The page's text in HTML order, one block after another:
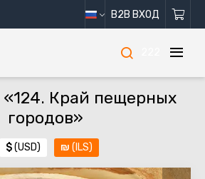
B2B ВХОД
«124. Край пещерных
городов»
$(USD) ₪ (ILS)